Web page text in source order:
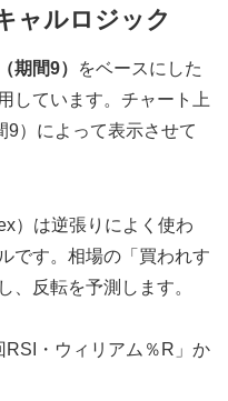
ャルロジック
期間9）
をベースにした
しています。チャート上
9）によって表示させて
）は逆張りによく使わ
です。相場の「買われす
、反転を予測します。
RSI・ウィリアム％R」か